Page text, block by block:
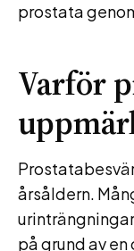
prostata
Varför
årsåldern.
på grund av